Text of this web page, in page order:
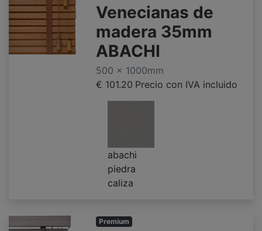
Venecianas de
madera 35mm
ABACHI
500 x 1000mm
€ 101.20 Precio con IVA incluido
abachi
piedra
caliza
Premium